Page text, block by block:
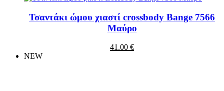
Τσαντάκι ώμου χιαστί crossbody Bange 7566
Μαύρο
41.00 €
NEW